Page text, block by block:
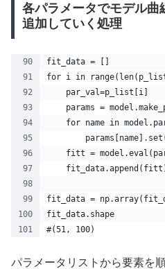
各パラメータでモデル曲
追加していく処理
fit_data = []
for i in
    par_val=p_list[i]
params =
for name in
fitt =
fit_data =
fit_data.shape
#(51, 100)
パラメータリストから要素を